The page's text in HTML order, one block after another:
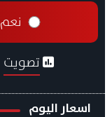
نعم
تصويت
اسعار اليوم